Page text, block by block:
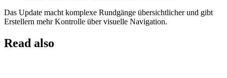
Das Update macht komplexe Rundgänge übersichtlicher und gibt
Erstellern mehr Kontrolle über visuelle Navigation.
Read also